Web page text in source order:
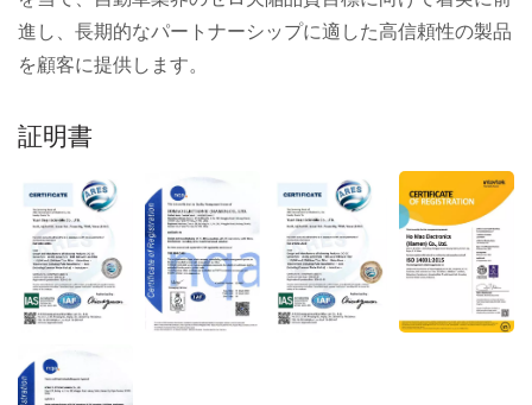
進し、長期的なパートナーシップに適した高信頼性の製品
を顧客に提供します。
証明書